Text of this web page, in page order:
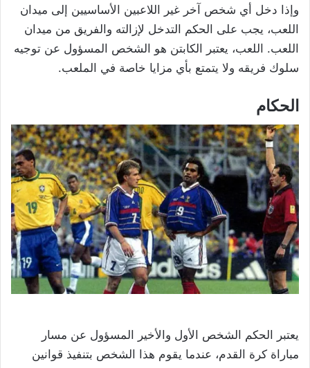
وإذا دخل أي شخص آخر غير اللاعبين الأساسيين إلى ميدان
اللعب، يجب على الحكم التدخل لإزالته والفريق من ميدان
اللعب. اللعب، يعتبر الكابتن هو الشخص المسؤول عن توجيه
سلوك فريقه ولا يتمتع بأي مزايا خاصة في الملعب.
الحكام
يعتبر الحكم الشخص الأول والأخير المسؤول عن مسار
مباراة كرة القدم، عندما يقوم هذا الشخص بتنفيذ قوانين